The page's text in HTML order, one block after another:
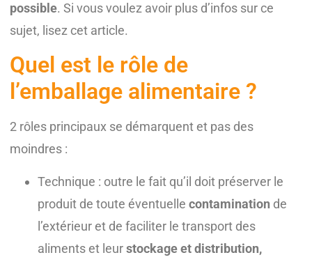
possible. Si vous voulez avoir plus d’infos sur ce
sujet, lisez cet article.
Quel est le rôle de
l’emballage alimentaire ?
2 rôles principaux se démarquent et pas des
moindres :
Technique : outre le fait qu’il doit préserver le
produit de toute éventuelle contamination de
l’extérieur et de faciliter le transport des
aliments et leurstockage et distribution,